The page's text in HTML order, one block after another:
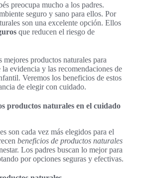
preocupa mucho a los padres.
seguro y sano para ellos. Por
son una excelente opción. Ellos
que reducen el riesgo de
productos naturales para
la evidencia y las recomendaciones de
Veremos los beneficios de estos
de elegir con cuidado.
productos naturales en el cuidado
son cada vez más elegidos para el
beneficios de productos naturales
Los padres buscan lo mejor para
por opciones seguras y efectivas.